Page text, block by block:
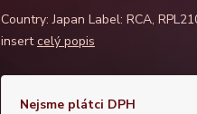
Country: Japan Label: RCA,
insertcelý popis
Nejsme plátci DPH